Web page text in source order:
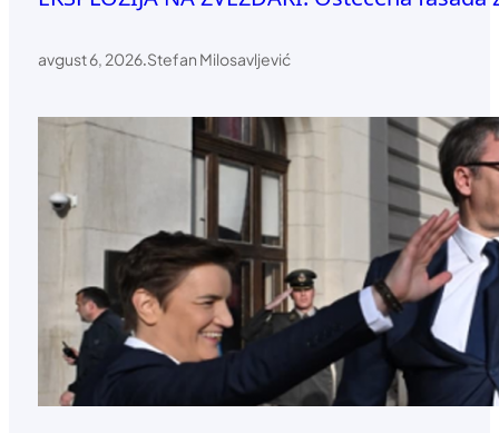
avgust 6, 2026.Stefan Milosavljević